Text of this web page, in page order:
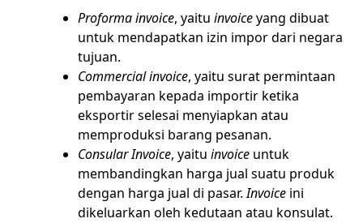
Proforma invoice, yaitu invoiceyang dibuat
untuk mendapatkan izin impor dari negara
tujuan.
Commercial invoice, yaitu surat permintaan
pembayaran kepada importir ketika
eksportir selesai menyiapkan atau
memproduksi barang pesanan.
Consular Invoice, yaitu invoice untuk
membandingkan harga jual suatu produk
dengan harga jual di pasar.Invoice ini
dikeluarkan oleh kedutaan atau konsulat.